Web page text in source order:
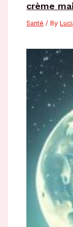
crème
Santé / By